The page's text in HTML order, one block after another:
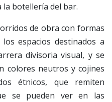
la botellería del bar.
de obra con formas
espacios destinados a
divisoria visual, y se
colores neutros y cojines
étnicos, que remiten
se pueden ver en las